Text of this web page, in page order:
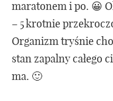
maratonem i po. 😀
– 5 krotnie
Organizm tryśnie
stan zapalny całego
ma. 🙂